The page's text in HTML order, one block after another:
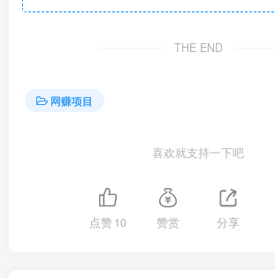
THE END
网赚项目
喜欢就支持一下吧
点赞10 赞赏 分享